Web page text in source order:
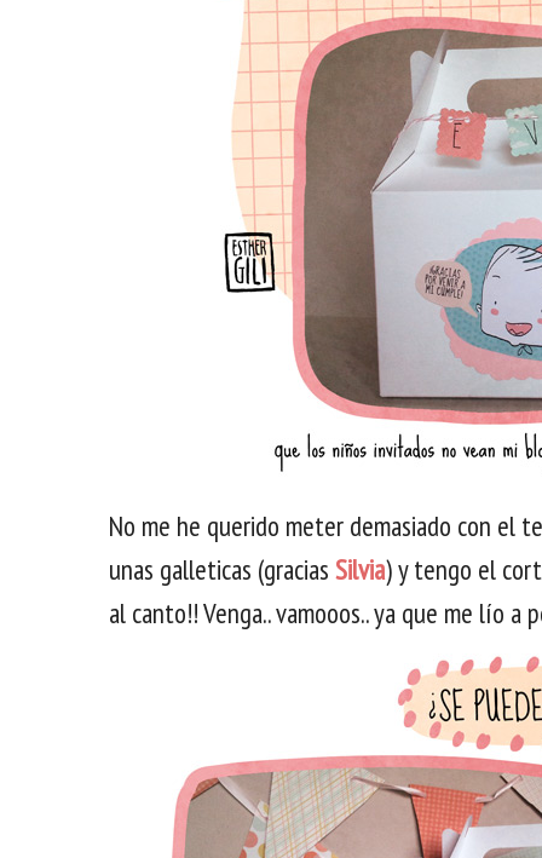
No me he querido meter demasiado con el
unas galleticas (gracias Silvia) y tengo el
al canto!! Venga.. vamooos.. ya que me lío a